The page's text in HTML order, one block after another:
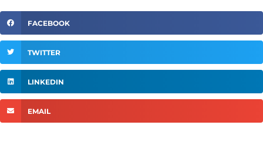
FACEBOOK
TWITTER
LINKEDIN
EMAIL